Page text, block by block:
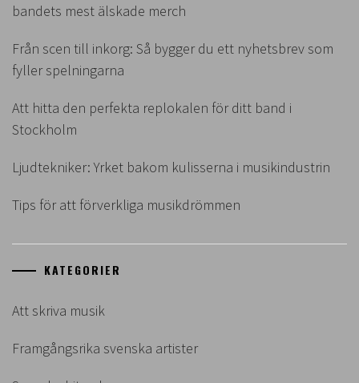
bandets mest älskade merch
Från scen till inkorg: Så bygger du ett nyhetsbrev som
fyller spelningarna
Att hitta den perfekta replokalen för ditt band i
Stockholm
Ljudtekniker: Yrket bakom kulisserna i musikindustrin
Tips för att förverkliga musikdrömmen
KATEGORIER
Att skriva musik
Framgångsrika svenska artister